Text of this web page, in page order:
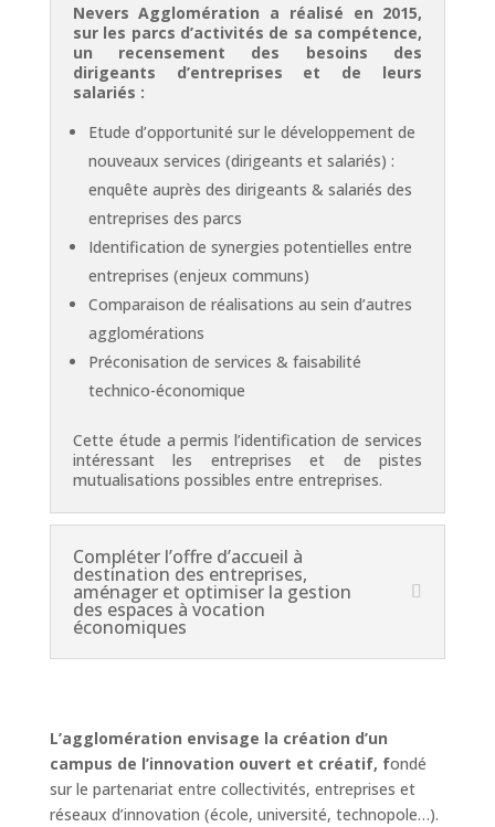
Nevers Agglomération a réalisé en 2015,
sur les parcs d’activités de sa compétence,
un recensement des besoins des
dirigeants d’entreprises et de leurs
salariés :
Etude d’opportunité sur le développement de
nouveaux services (dirigeants et salariés) :
enquête auprès des dirigeants & salariés des
entreprises des parcs
Identification de synergies potentielles entre
entreprises (enjeux communs)
Comparaison de réalisations au sein d’autres
agglomérations
Préconisation de services & faisabilité
technico-économique
Cette étude a permis l’identification de services
intéressant les entreprises et de pistes
mutualisations possibles entre entreprises.
Compléter l’offre d’accueil à
destination des entreprises,
aménager et optimiser la gestion
des espaces à vocation
économiques
L’agglomération envisage la création d’un
campus de l’innovation ouvert et créatif, fondé
sur le partenariat entre collectivités, entreprises et
réseaux d’innovation (école, université, technopole…).